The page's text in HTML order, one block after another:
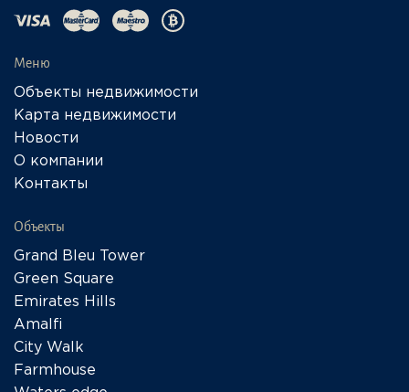
Меню
Объекты недвижимости
Карта недвижимости
Новости
О компании
Контакты
Объекты
Grand Bleu Tower
Green Square
Emirates Hills
Amalfi
City Walk
Farmhouse